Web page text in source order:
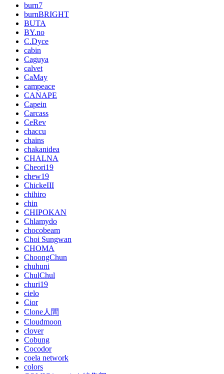
burn7
burnBRIGHT
BUTA
BY.no
C.Dyce
cabin
Caguya
calvet
CaMay
campeace
CANAPE
Capein
Carcass
CeRev
chaccu
chains
chakanidea
CHALNA
Cheori19
chew19
ChickeIII
chihiro
chin
CHIPOKAN
Chlamydo
chocobeam
Choi Sungwan
CHOMA
ChoongChun
chuhuni
ChulChul
churi19
cielo
Cior
Clone人間
Cloudmoon
clover
Cobung
Cocodor
coela network
colors